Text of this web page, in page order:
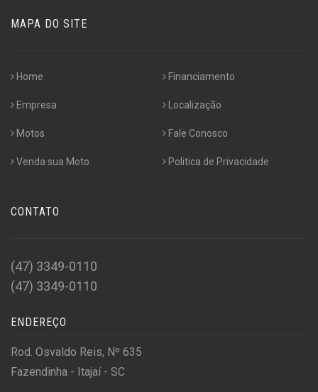
MAPA DO SITE
Home
Empresa
Motos
Venda sua Moto
Financiamento
Localização
Fale Conosco
Politica de Privacidade
CONTATO
(47) 3349-0110
(47) 3349-0110
ENDEREÇO
Rod. Osvaldo Reis, Nº 635
Fazendinha - Itajaí - SC